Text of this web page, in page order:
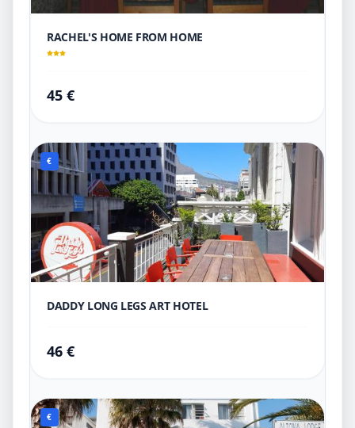
RACHEL'S HOME FROM HOME
45 €
€
DADDY LONG LEGS ART HOTEL
46 €
€